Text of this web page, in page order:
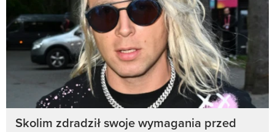
Skolim zdradził swoje wymagania przed